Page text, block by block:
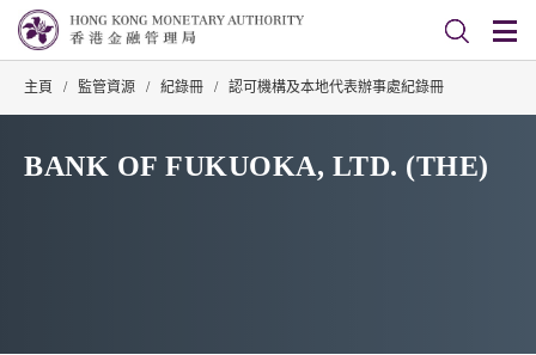
主頁 / 監管資源 / 紀錄冊 / 認可機構及本地代表辦事處紀錄冊
BANK OF FUKUOKA, LTD. (THE)